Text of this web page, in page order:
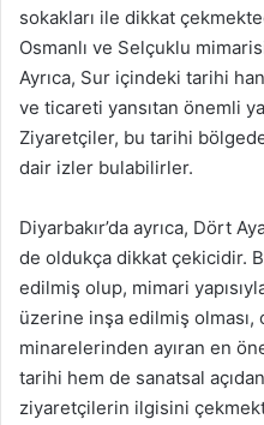
sokakları ile dikkat
Osmanlı ve Selçuklu
Ayrıca, Sur içindeki tarihi
ve ticareti yansıtan önemli
Ziyaretçiler, bu tarihi
dair izler bulabilirler.
Diyarbakır’da ayrıca, Dört
de oldukça dikkat çekicidir.
edilmiş olup, mimari
üzerine inşa edilmiş olması,
minarelerinden ayıran en
tarihi hem de sanatsal
ziyaretçilerin ilgisini